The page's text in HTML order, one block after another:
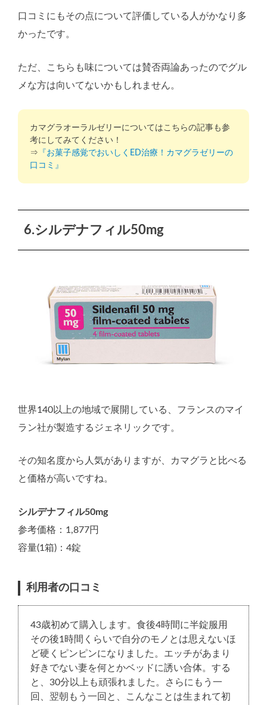
口コミにもその点について評価している人がかなり多
かったです。
ただ、こちらも味については賛否両論あったのでグル
メな方は向いてないかもしれません。
カマグラオーラルゼリーについてはこちらの記事も参
考にしてみてください！
⇒ 『お菓子感覚でおいしくED治療！カマグラゼリーの
口コミ』
6.シルデナフィル50mg
世界140以上の地域で展開している、フランスのマイ
ラン社が製造するジェネリックです。
その知名度から人気がありますが、カマグラと比べる
と価格が高いですね。
シルデナフィル50mg
参考価格：1,877円
容量(1箱)：4錠
利用者の口コミ
43歳初めて購入します。食後4時間に半錠服用
その後1時間くらいで自分のモノとは思えないほ
ど硬くピンピンになりました。エッチがあまり
好きでない妻を何とかベッドに誘い合体。する
と、30分以上も頑張れました。さらにもう一
回、翌朝もう一回と、こんなことは生まれて初